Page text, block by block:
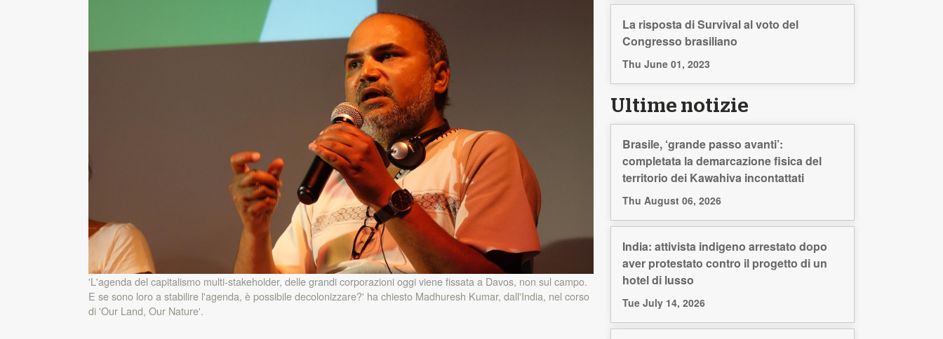
'L'agenda del capitalismo multi-stakeholder, delle grandi corporazioni oggi viene fissata a Davos, non sul campo.
E se sono loro a stabilire l'agenda, è possibile decolonizzare?' ha chiesto Madhuresh Kumar, dall'India, nel corso
di 'Our Land, Our Nature'.
La risposta di Survival al voto del
Congresso brasiliano
Thu June 01, 2023
Ultime notizie
Brasile, ‘grande passo avanti’:
completata la demarcazione fisica del
territorio dei Kawahiva incontattati
Thu August 06, 2026
India: attivista indigeno arrestato dopo
aver protestato contro il progetto di un
hotel di lusso
Tue July 14, 2026